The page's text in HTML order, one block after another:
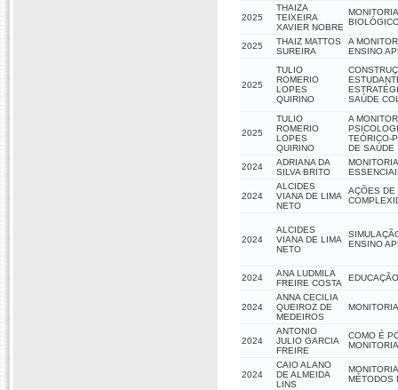
2025
THAIZA
TEIXEIRA
XAVIER NOBRE
2025
THAIZ MATTOS
SUREIRA
A
ENSINO
2025
TULIO
ROMERIO
LOPES
QUIRINO
SAÚDE
2025
TULIO
ROMERIO
LOPES
QUIRINO
A
TEÓRICO-
DE SAÚDE
2024
ADRIANA DA
SILVA BRITO
2024
ALCIDES
VIANA DE LIMA
NETO
AÇÕES DE
2024
ALCIDES
VIANA DE LIMA
NETO
ENSINO
2024
ANA LUDMILA
FREIRE COSTA
2024
ANNA CECILIA
QUEIROZ DE
MEDEIROS
2024
ANTONIO
JULIO GARCIA
FREIRE
COMO É
2024
CAIO ALANO
DE ALMEIDA
LINS
MÉTODOS